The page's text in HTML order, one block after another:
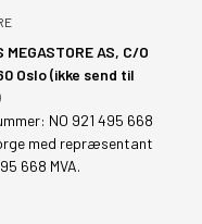
AS, C/O
Oslo (ikke send til
NO 921 495 668
med repræsentant
668 MVA.